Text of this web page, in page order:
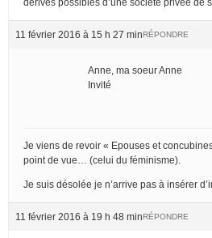
11 février 2016 à 15 h 27 minRÉPONDRE
Anne, ma soeur Anne
Invité
Je viens de revoir « Epouses et
point de vue… (celui du féminisme).
Je suis désolée je n’arrive pas à insérer
11 février 2016 à 19 h 48 minRÉPONDRE